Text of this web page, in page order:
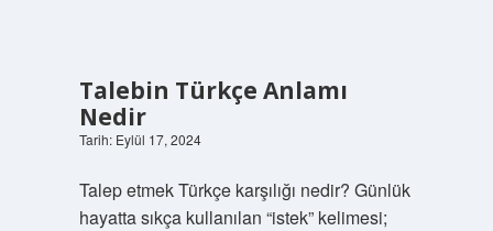
Talebin Türkçe Anlamı
Nedir
Tarih: Eylül 17, 2024
Talep etmek Türkçe karşılığı nedir? Günlük
hayatta sıkça kullanılan “istek” kelimesi;